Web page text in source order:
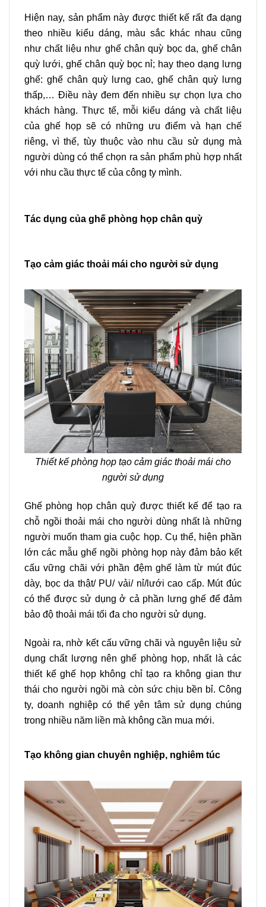
Hiện nay, sản phẩm này được thiết kế rất đa dạng
theo nhiều kiểu dáng, màu sắc khác nhau cũng
như chất liệu như ghế chân quỳ bọc da, ghế chân
quỳ lưới, ghế chân quỳ bọc nỉ; hay theo dạng lưng
ghế: ghế chân quỳ lưng cao, ghế chân quỳ lưng
thấp,… Điều này đem đến nhiều sự chọn lựa cho
khách hàng. Thực tế, mỗi kiểu dáng và chất liệu
của ghế họp sẽ có những ưu điểm và hạn chế
riêng, vì thế, tùy thuộc vào nhu cầu sử dụng mà
người dùng có thể chọn ra sản phẩm phù hợp nhất
với nhu cầu thực tế của công ty mình.
Tác dụng của ghế phòng họp chân quỳ
Tạo cảm giác thoải mái cho người sử dụng
Thiết kế phòng họp tạo cảm giác thoải mái cho
người sử dụng
Ghế phòng họp chân quỳ được thiết kế để tạo ra
chỗ ngồi thoải mái cho người dùng nhất là những
người muốn tham gia cuộc họp. Cụ thể, hiện phần
lớn các mẫu ghế ngồi phòng họp này đảm bảo kết
cấu vững chãi với phần đệm ghế làm từ mút đúc
dày, bọc da thật/ PU/ vải/ nỉ/lưới cao cấp. Mút đúc
có thể được sử dụng ở cả phần lưng ghế để đảm
bảo độ thoải mái tối đa cho người sử dụng.
Ngoài ra, nhờ kết cấu vững chãi và nguyên liệu sử
dụng chất lượng nên ghế phòng họp, nhất là các
thiết kế ghế họp không chỉ tạo ra không gian thư
thái cho người ngồi mà còn sức chịu bền bỉ. Công
ty, doanh nghiệp có thể yên tâm sử dụng chúng
trong nhiều năm liền mà không cần mua mới.
Tạo không gian chuyên nghiệp, nghiêm túc